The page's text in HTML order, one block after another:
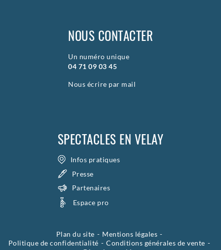
NOUS CONTACTER
Un numéro unique
04 71 09 03 45
Nous écrire par mail
SPECTACLES EN VELAY
Infos pratiques
Presse
Partenaires
Espace pro
Plan du site
Mentions légales
Politique de confidentialité
Conditions générales de vente